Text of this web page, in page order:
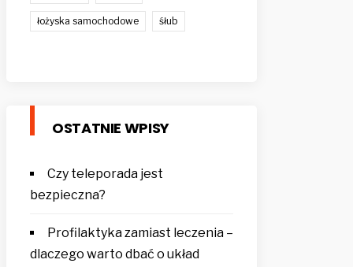
łożyska samochodowe śłub
OSTATNIE WPISY
Czy teleporada jest
bezpieczna?
Profilaktyka zamiast leczenia –
dlaczego warto dbać o układ